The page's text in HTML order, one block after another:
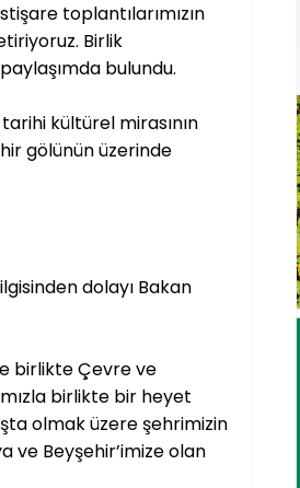
toplantılarımızın
Birlik
bulundu.
kültürel mirasının
gölünün üzerinde
dolayı Bakan
birlikte Çevre ve
birlikte bir heyet
olmak üzere şehrimizin
ve Beyşehir’imize olan